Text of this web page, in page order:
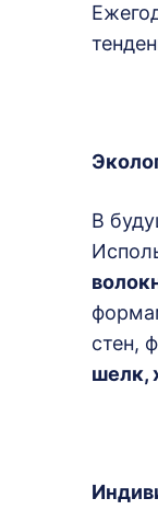
В
стен,
шелк,